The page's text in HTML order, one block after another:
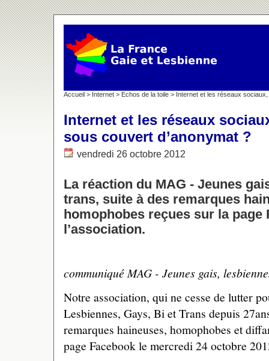
Accueil > Internet > Echos de la toile > Internet et les réseaux
Internet et les réseaux
sous couvert d’anonymat ?
vendredi 26 octobre 2012
La réaction du MAG - Jeunes
trans, suite à des remarques
homophobes reçues sur la page
l’association.
communiqué MAG - Jeunes gais,
Notre association, qui ne cesse de lutter
Lesbiennes, Gays, Bi et Trans depuis
remarques haineuses, homophobes et
page Facebook le mercredi 24 octobre